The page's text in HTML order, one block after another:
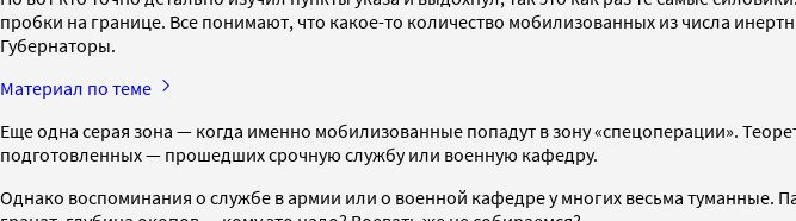
пробки на границе. Все понимают, что какое-то количество мобилизованных из числа
Губернаторы.
Материал по теме
Еще одна серая зона — когда именно мобилизованные попадут в зону «спецоперации».
подготовленных — прошедших срочную службу или военную кафедру.
Однако воспоминания о службе в армии или о военной кафедре у многих весьма